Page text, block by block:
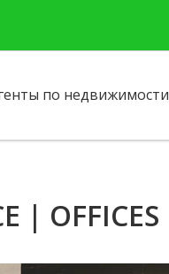
по недвижимости
| OFFICES